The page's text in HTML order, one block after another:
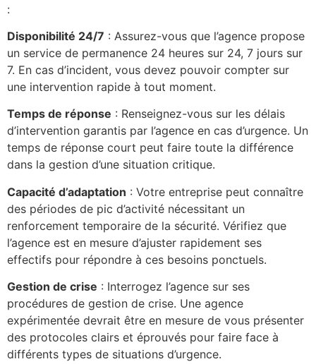
:
Disponibilité 24/7 : Assurez-vous que l’agence propose
un service de permanence 24 heures sur 24, 7 jours sur
7. En cas d’incident, vous devez pouvoir compter sur
une intervention rapide à tout moment.
Temps de réponse : Renseignez-vous sur les délais
d’intervention garantis par l’agence en cas d’urgence. Un
temps de réponse court peut faire toute la différence
dans la gestion d’une situation critique.
Capacité d’adaptation : Votre entreprise peut connaître
des périodes de pic d’activité nécessitant un
renforcement temporaire de la sécurité. Vérifiez que
l’agence est en mesure d’ajuster rapidement ses
effectifs pour répondre à ces besoins ponctuels.
Gestion de crise : Interrogez l’agence sur ses
procédures de gestion de crise. Une agence
expérimentée devrait être en mesure de vous présenter
des protocoles clairs et éprouvés pour faire face à
différents types de situations d’urgence.